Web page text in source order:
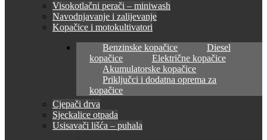
Visokotlačni perači – miniwash
Navodnjavanje i zalijevanje
Kopačice i motokultivatori
Benzinske kopačice
Diesel
kopačice
Električne kopačice
Akumulatorske kopačice
Priključci i dodatna oprema za
kopačice
Cjepači drva
Sjeckalice otpada
Usisavači lišća – puhala